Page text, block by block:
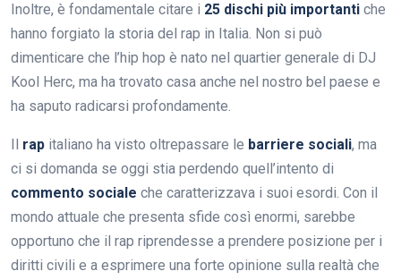
Inoltre, è fondamentale citare i 25 dischi più importanti che
hanno forgiato la storia del rap in Italia. Non si può
dimenticare che l’hip hop è nato nel quartier generale di DJ
Kool Herc, ma ha trovato casa anche nel nostro bel paese e
ha saputo radicarsi profondamente.
rap italiano ha visto oltrepassare le barriere sociali, ma
ci si domanda se oggi stia perdendo quell’intento di
commento sociale che caratterizzava i suoi esordi. Con il
mondo attuale che presenta sfide così enormi, sarebbe
opportuno che il rap riprendesse a prendere posizione per i
diritti civili e a esprimere una forte opinione sulla realtà che